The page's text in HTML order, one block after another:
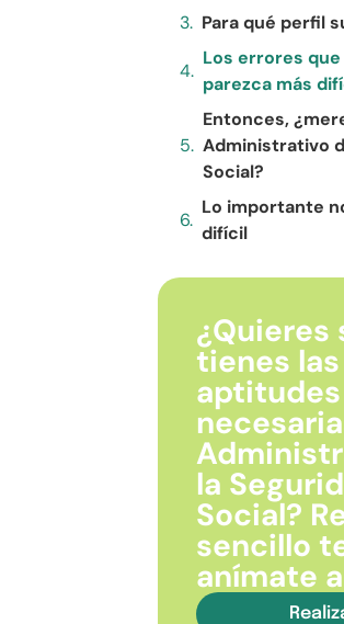
Para qué perfil
Los errores
parezca más
Entonces,
Administrativo
Social?
Lo importante
difícil
¿Quieres
tienes las
aptitudes
la
Social?
sencillo
anímate